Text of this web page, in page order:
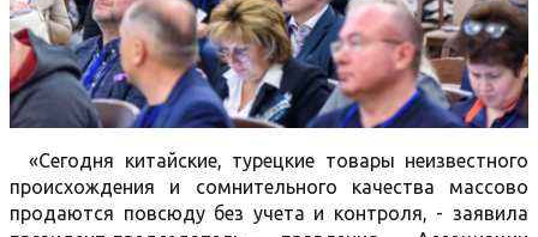
«Сегодня китайские, турецкие товары неизвестного
происхождения и сомнительного качества массово
продаются повсюду без учета и контроля, - заявила